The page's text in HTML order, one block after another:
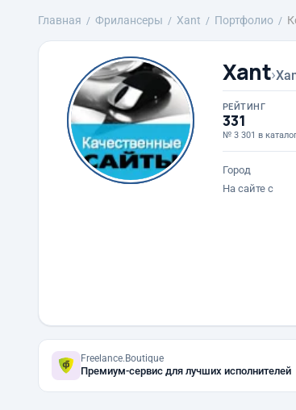
Главная Фрилансеры Xant Портфолио
Xant›
РЕЙТИНГ
331
№ 3 301 в
Город
На сайте с
Freelance.Boutique
Премиум-сервис для лучших исполнителей